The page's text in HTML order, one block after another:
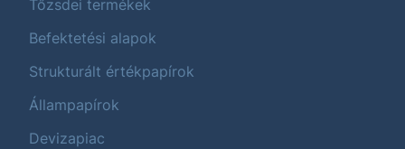
Tőzsdei termékek
Befektetési alapok
Strukturált értékpapírok
Állampapírok
Devizapiac